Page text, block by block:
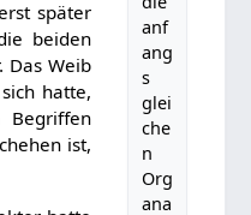
anf
ang
s
glei
che
n
Org
ana
später
beiden
Das Weib
hatte,
Begriffen
ist,